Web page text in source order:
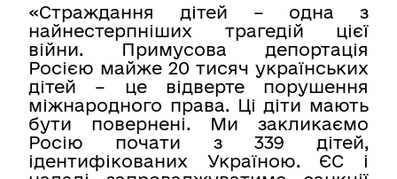
«Страждання дітей – одна з
найнестерпніших трагедій цієї
війни. Примусова депортація
Росією майже 20 тисяч українських
дітей – це відверте порушення
міжнародного права. Ці діти мають
бути повернені. Ми закликаємо
Росію почати з 339 дітей,
ідентифікованих Україною. ЄС і